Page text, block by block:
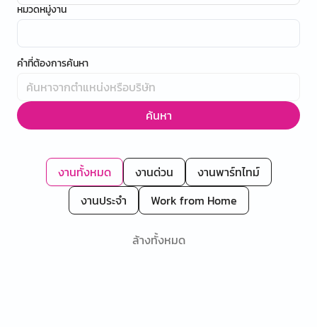
หมวดหมู่งาน
คำที่ต้องการค้นหา
ค้นหา
งานทั้งหมด งานด่วน
งานพาร์ทไทม์
งานประจำ
Work from Home
ล้างทั้งหมด